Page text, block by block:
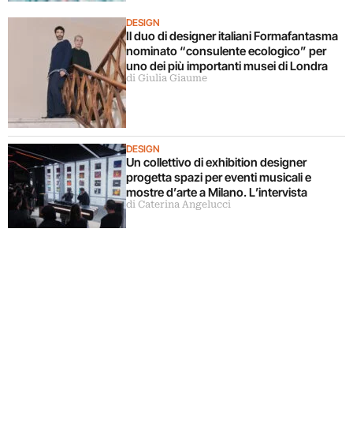
DESIGN
Il duo di designer italiani Formafantasma
nominato “consulente ecologico” per
uno dei più importanti musei di Londra
di Giulia Giaume
DESIGN
Un collettivo di exhibition designer
progetta spazi per eventi musicali e
mostre d’arte a Milano. L’intervista
di Caterina Angelucci